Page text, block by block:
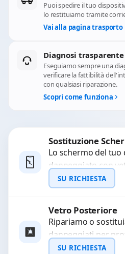
Puoi spedire il tuo
lo restituiamo tramite
Vai alla pagina trasporto
Diagnosi trasparente
Eseguiamo sempre una
verificare la fattibilità
con qualsiasi riparazione.
Scopri come funziona
Sostituzione
Lo schermo del tuo
danneggiato con
macchie, schermo
Sostituiamo
SU RICHIESTA
Richiedi
Vetro Posteriore
Ripariamo o
danneggiati per
dispositivo e
SU RICHIESTA